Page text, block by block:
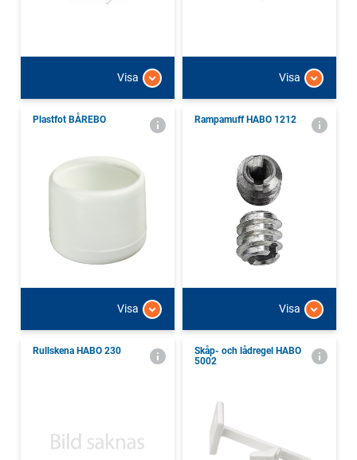
Visa Visa
Plastfot BÅREBO
Visa
Rampamuff HABO 1212
Visa
Rullskena HABO 230
Skåp- och lådregel HABO
5002